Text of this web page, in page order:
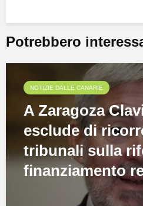
Potrebbero
NOTIZIE DALLE CANARIE
A Zaragoza
esclude di
tribunali sulla
finanziamento